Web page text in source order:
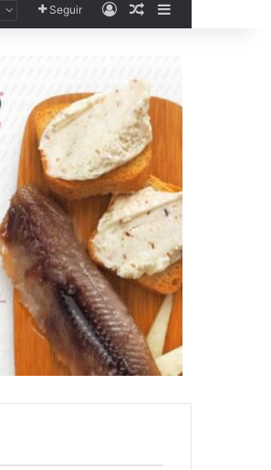
Seguir AccesoPublicación al